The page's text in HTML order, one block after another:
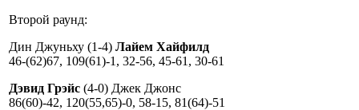
Второй раунд:
Дин Джуньху (1-4) Лайем Хайфилд
46-(62)67, 109(61)-1, 32-56, 45-61, 30-61
Дэвид Грэйс (4-0) Джек Джонс
86(60)-42, 120(55,65)-0, 58-15, 81(64)-51